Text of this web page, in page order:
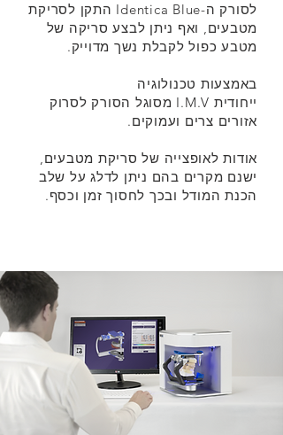
לסורק ה-Identica Blue התקן לסריקת
מטבעים, ואף ניתן לבצע סריקה של
מטבע כפול לקבלת נשך מדוייק.
באמצעות טכנולוגיה
ייחודית I.M.V מסוגל הסורק לסרוק
אזורים צרים ועמוקים.
אודות לאופצייה של סריקת מטבעים,
ישנם מקרים בהם ניתן לדלג על שלב
הכנת המודל ובכך לחסוך זמן וכסף.